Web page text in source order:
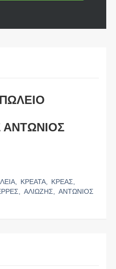
ΑΝΤΩΝΙΟΣ
ΚΡΕΑΤΑ,
ΚΡΕΑΣ,
ΑΛΙΩΖΗΣ, ΑΝΤΩΝΙΟΣ